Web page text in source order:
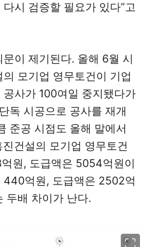
시 검증할 필요가 있다”고
이 제기된다. 올해 6월 시
모기업 영무토건이 기업
사가 100여일 중지됐다가
독 시공으로 공사를 재개
준공 시점도 올해 말에서
건설의 모기업 영무토건
원, 도급액은 5054억원이
440억원, 도급액은 2502억
두배 차이가 난다.